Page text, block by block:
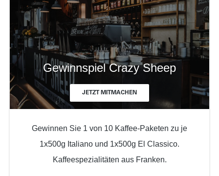
Gewinnspiel Crazy Sheep
JETZT MITMACHEN
Gewinnen Sie 1 von 10 Kaffee-Paketen zu je
1x500g Italiano und 1x500g El Classico.
Kaffeespezialitäten aus Franken.